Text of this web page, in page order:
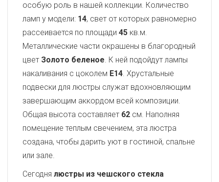
особую роль в нашей коллекции. Количество
ламп у модели: 14, свет от которых равномерно
рассеивается по площади 45 кв.м.
Металлические части окрашены в благородный
цвет Золото беленое. К ней подойдут лампы
накаливания с цоколем E14. Хрустальные
подвески для люстры служат вдохновляющим
завершающим аккордом всей композиции.
Общая высота составляет 62 см. Наполняя
помещение теплым свечением, эта люстра
создана, чтобы дарить уют в гостиной, спальне
или зале.
Сегодня люстры из чешского стекла